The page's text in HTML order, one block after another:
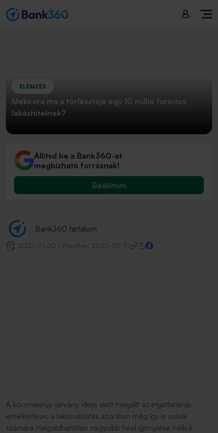
ELEMZÉS
Mekkora ma a törlesztője egy 10 millió forintos
lakáshitelnek?
Állítsd be a Bank360-at
megbízható forrásnak!
Beállítom
Bank360 tartalom
2021-01-20 Frissítve: 2022-07-10
A koronavírus-járvány ideje alatt megállt az ingatlanárak
emelkedése, a lakásvásárlás azonban még így is sokak
számára megoldhatatlan nagyobb hitel igénylése nélkül.